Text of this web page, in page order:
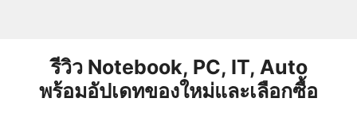
รีวิว Notebook, PC, IT, Auto
พร้อมอัปเดทของใหม่และเลือกซื้อ